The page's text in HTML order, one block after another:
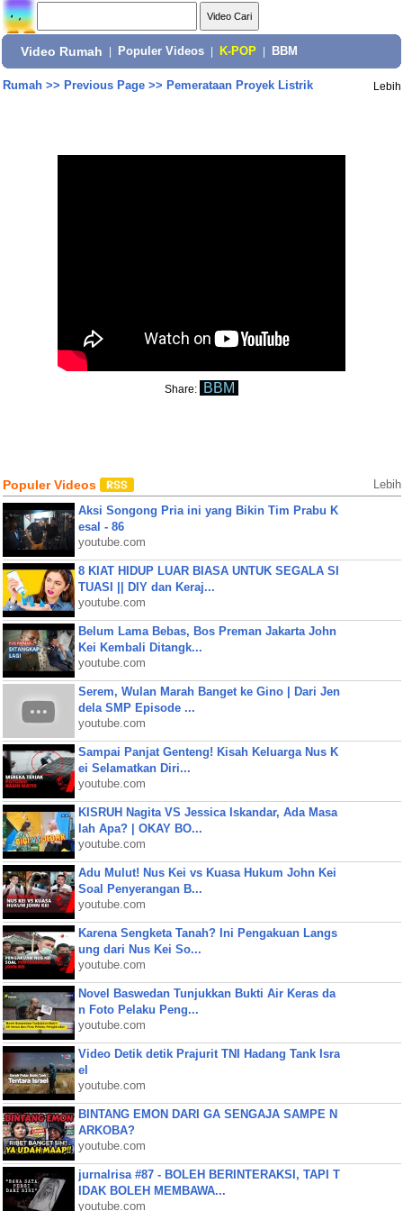
Video Rumah Populer Videos K-POP BBM
Rumah>> Previous Page>> Pemerataan Proyek Listrik Lebih
Share: BBM
Populer Videos Lebih
Aksi Songong Pria ini yang Bikin Tim Prabu K
esal - 86
youtube.com
8 KIAT HIDUP LUAR BIASA UNTUK SEGALA SI
TUASI || DIY dan Keraj...
youtube.com
Belum Lama Bebas, Bos Preman Jakarta John
Kei Kembali Ditangk...
youtube.com
Serem, Wulan Marah Banget ke Gino | Dari Jen
dela SMP Episode ...
youtube.com
Sampai Panjat Genteng! Kisah Keluarga Nus K
ei Selamatkan Diri...
youtube.com
KISRUH Nagita VS Jessica Iskandar, Ada Masa
lah Apa? | OKAY BO...
youtube.com
Adu Mulut! Nus Kei vs Kuasa Hukum John Kei
Soal Penyerangan B...
youtube.com
Karena Sengketa Tanah? Ini Pengakuan Langs
ung dari Nus Kei So...
youtube.com
Novel Baswedan Tunjukkan Bukti Air Keras da
n Foto Pelaku Peng...
youtube.com
Video Detik detik Prajurit TNI Hadang Tank Isra
el
youtube.com
BINTANG EMON DARI GA SENGAJA SAMPE N
ARKOBA?
youtube.com
jurnalrisa #87 - BOLEH BERINTERAKSI, TAPI T
IDAK BOLEH MEMBAWA...
youtube.com